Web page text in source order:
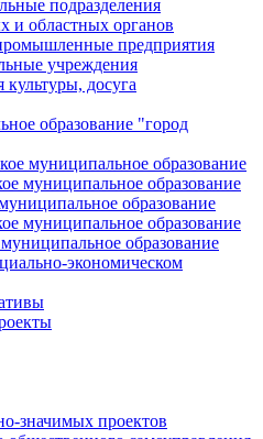
подразделения
и областных органов
предприятия
учреждения
досуга
образование "город
муниципальное образование
муниципальное образование
образование
муниципальное образование
образование
экономическом
значимых проектов